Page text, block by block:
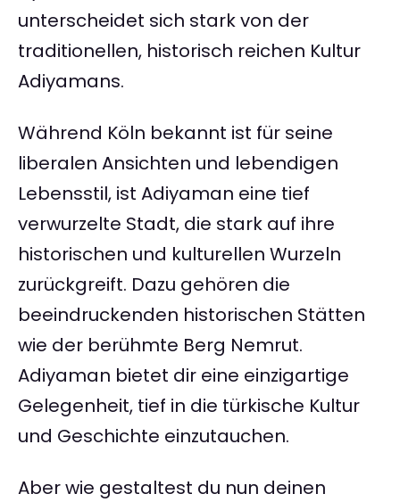
unterscheidet sich stark von der
traditionellen, historisch reichen Kultur
Adiyamans.
Während Köln bekannt ist für seine
liberalen Ansichten und lebendigen
Lebensstil, ist Adiyaman eine tief
verwurzelte Stadt, die stark auf ihre
historischen und kulturellen Wurzeln
zurückgreift. Dazu gehören die
beeindruckenden historischen Stätten
wie der berühmte Berg Nemrut.
Adiyaman bietet dir eine einzigartige
Gelegenheit, tief in die türkische Kultur
und Geschichte einzutauchen.
Aber wie gestaltest du nun deinen